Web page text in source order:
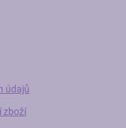
údajů
zboží